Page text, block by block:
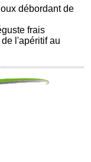
débordant de
frais
l'apéritif au